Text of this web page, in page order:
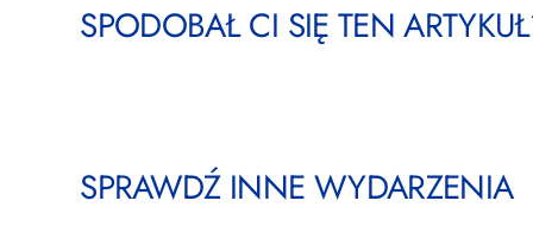
SPODOBAŁ CI SIĘ TEN
SPRAWDŹ INNE WYDARZENIA